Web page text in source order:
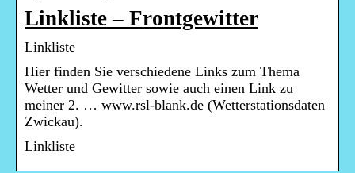
Linkliste – Frontgewitter
Linkliste
Hier finden Sie verschiedene Links zum Thema
Wetter und Gewitter sowie auch einen Link zu
meiner 2. … www.rsl-blank.de (Wetterstationsdaten
Zwickau).
Linkliste